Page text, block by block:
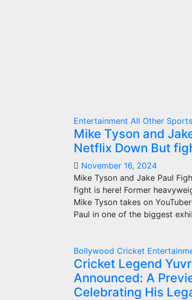
Entertainment All Other Sports
Mike Tyson and
Netflix Down But
November 16, 2024
Mike Tyson and Jake Paul
fight is here! Former
Mike Tyson takes on
Paul in one of the biggest
Bollywood Cricket
Cricket Legend
Announced: A
Celebrating His